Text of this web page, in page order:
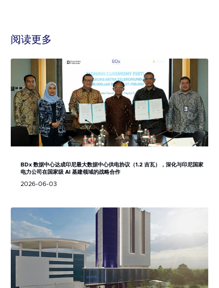
阅读更多
BDx 数据中心达成印尼最大数据中心供电协议（1.2 吉瓦），深化与印尼国家
电力公司在国家级 AI 基建领域的战略合作
2026-06-03